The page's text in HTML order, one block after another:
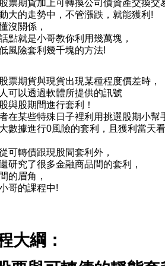
票期貨加上可轉換公司債資產交換交
大的走勢中，不管漲跌，就能獲利!
沒關係，
點就是小哥教你利用幾萬塊，
風險套利幾千塊的方法!
票期貨與現貨出現某種程度價差時，
可以透過軟體所提供的訊號
與股期間進行套利！
在某些特殊日子裡利用挑選股期小幫
數據進行0風險的套利，且獲利當天看
可轉債跟現股間套利外，
研究了很多金融商品間的套利，
的眉角，
哥的課程中!
大綱：